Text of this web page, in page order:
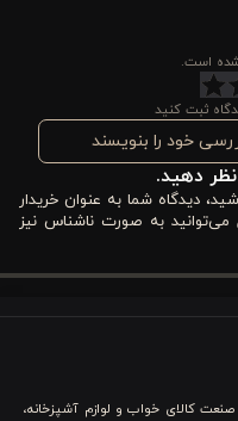
سرو را جذاب‌تر می‌کند.
روزمره مناسب باشد و
بدهد، جام بلور ورونیکا
مشخصات فنی جام گیلاس خوری بلور ورونیکا مدل 42081
باکیفیت ساخته شده است.
درخشان ایجاد می‌کند
دیده شود. این ویژگی برای
است.
ثبت کنید
خود را بنویسند
دهید.
دیدگاه شما به عنوان خریدار
به صورت ناشناس نیز
در صنعت کالای خواب و لوازم آشپزخانه،